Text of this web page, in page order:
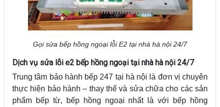
Gọi sửa bếp hồng ngoại lỗi E2 tại nhà hà nội 24/7
Dịch vụ sửa lỗi e2 bếp hồng ngoại tại nhà hà nội 24/7
Trung tâm bảo hành bếp 247 tại hà nội là đơn vị chuyên
thực hiện bảo hành – thay thế và sửa chữa cho các sản
phẩm bếp từ, bếp hồng ngoại nhất là với bếp hồng